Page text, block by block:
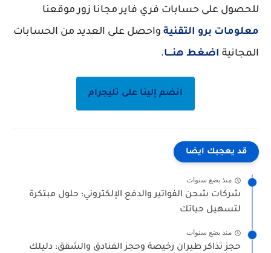
للحصول على حسابات فري فاير مجانا زور موقعنا
معلومات برو التقنية واحصل على العديد من الحسابات
المجانية اضغط هنــــا.
انضم إلينا على تليجرام
قد يعجبك ايضا
منذ بضع سنوات
شركات شحن الفواتير والدفع الإلكتروني: حلول مبتكرة
لتسهيل حياتك
منذ بضع سنوات
حجز تذاكر طيران رخيصة وحجز الفنادق والشقق: دليلك